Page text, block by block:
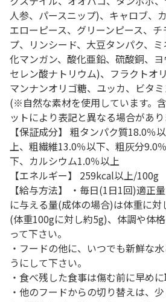
人参、パースニップ)、キャロブ、
エローピース、グリーンピース、
プ、リンシード、大豆タンパク、
化マンガン、酸化亜鉛、硫酸銅、
セレン酸ナトリウム)、フラクトオ
マンナンオリゴ糖、ユッカ、ビタ
(※自然な素材を使用しています。
ットにより表記と異なる場合があ
【保証成分】 粗タンパク質18.0％
上、粗繊維13.0％以下、粗灰分9.0
下、カルシウム1.0％以上
【エネルギー】 259kcal以上/100g
【給与方法】 ・毎日(1日1回)適正
に与える量(成体の場合)は体重に
(体重100gに対し約5g)、体調や体
って下さい。
・フードの他に、いつでも新鮮な
うにして下さい。
・食べ残した食事は傷む前に早めに
・他のフードからの切り替えは、